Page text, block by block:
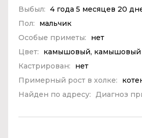
Выбыл: 4 года 5 месяцев 20
Пол:
мальчик
Особые приметы:
нет
Цвет:
камышовый, камышовый
Кастрирован:
нет
Примерный рост в холке:
Найден по адресу: Диагноз